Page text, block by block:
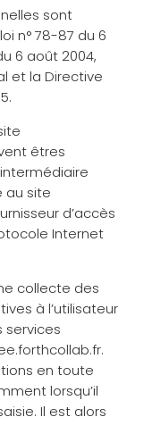
sont
n° 78-87 du 6
6 août 2004,
et la Directive
êtres
au site
d’accès
Internet
collecte des
à l’utilisateur
services
en toute
lorsqu’il
Il est alors